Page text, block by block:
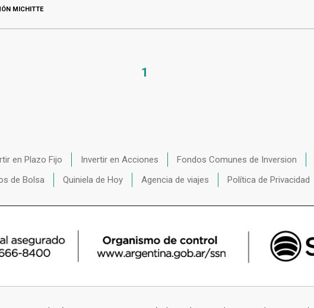
MICHITTE
1
en Plazo Fijo Invertir en Acciones Fondos Comunes de Inversion
de Bolsa
Quiniela de Hoy Agencia de viajes Política de Privacidad